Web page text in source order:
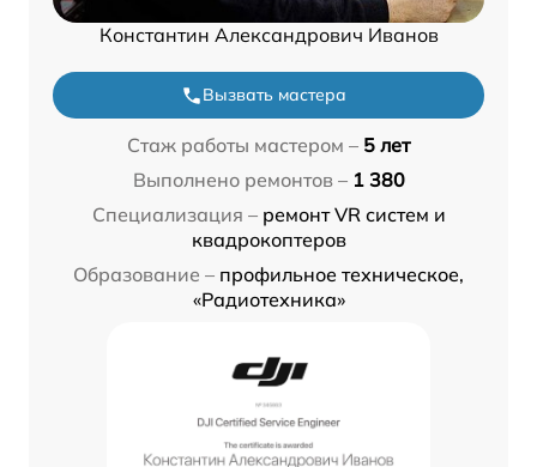
Константин Александрович Иванов
Вызвать мастера
Стаж работы мастером – 5 лет
Выполнено ремонтов – 1 380
Специализация – ремонт VR систем и
квадрокоптеров
Образование – профильное техническое,
«Радиотехника»